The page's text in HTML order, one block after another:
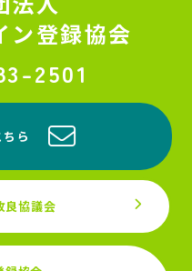
ン登録協会
2501
ら
良協議会